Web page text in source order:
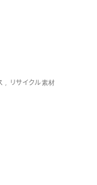
リサイクル素材